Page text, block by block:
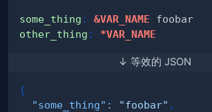
some_thing : &VAR_NAME
other_thing : *VAR_NAME
↓ 等效的 JSON
{
"some_thing" : "foobar" ,